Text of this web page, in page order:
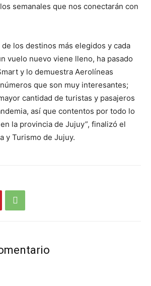
semanales que nos conectarán con
los destinos más elegidos y cada
vuelo nuevo viene lleno, ha pasado
y lo demuestra Aerolíneas
que son muy interesantes;
cantidad de turistas y pasajeros
así que contentos por todo lo
la provincia de Jujuy”, finalizó el
y Turismo de Jujuy.